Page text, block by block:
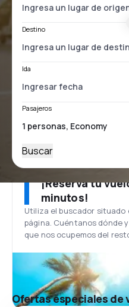
Destino
Ida
Pasajeros
Buscar
¡Reserva tu
minutos!
Utiliza el buscador situado
página. Cuéntanos dónde
que nos ocupemos del
Ofertas especiales de